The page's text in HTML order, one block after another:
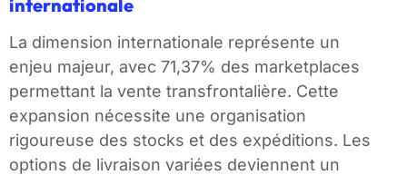
internationale
La dimension internationale représente un
enjeu majeur, avec 71,37% des marketplaces
permettant la vente transfrontalière. Cette
expansion nécessite une organisation
rigoureuse des stocks et des expéditions. Les
options de livraison variées deviennent un